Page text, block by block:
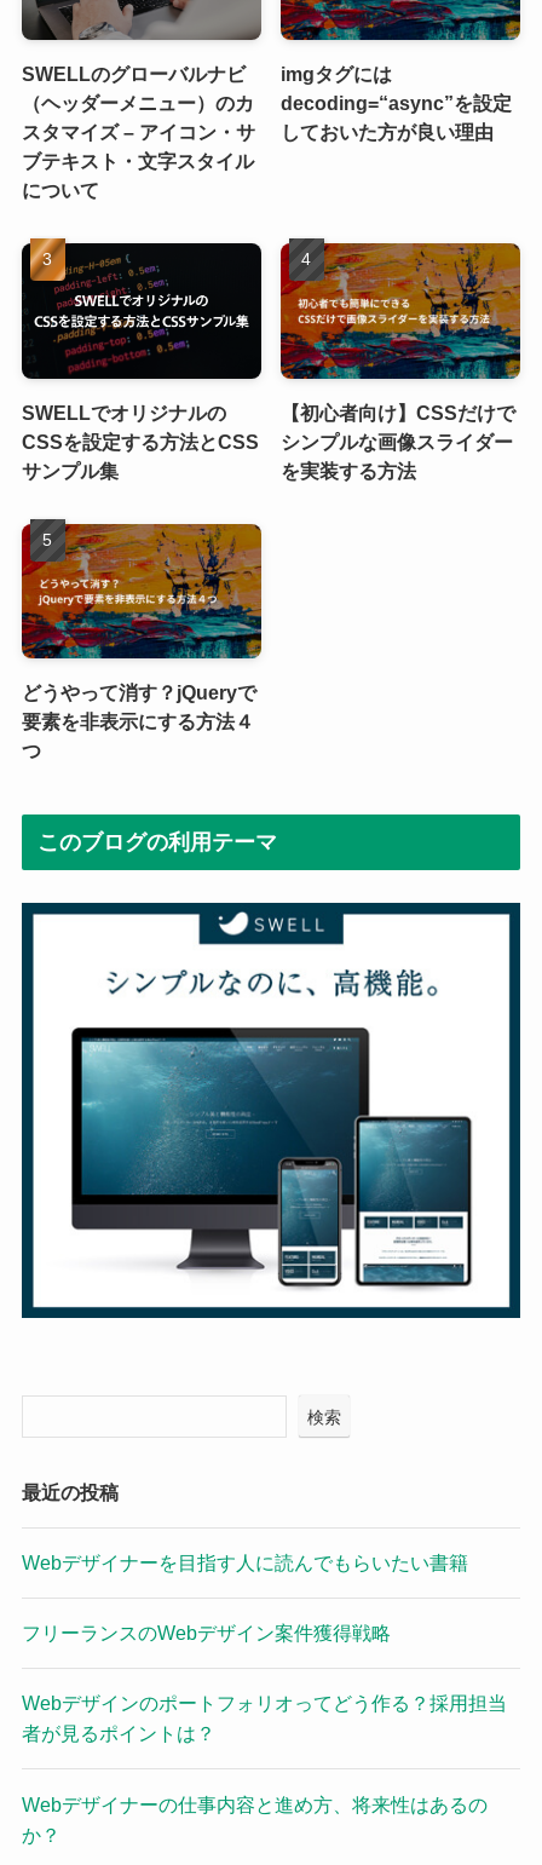
SWELLのグローバルナビ
（ヘッダーメニュー）のカ
スタマイズ – アイコン・サ
ブテキスト・文字スタイル
について
imgタグには
decoding=“async”を設定
しておいた方が良い理由
SWELLでオリジナルの
CSSを設定する方法とCSS
サンプル集
【初心者向け】CSSだけで
シンプルな画像スライダー
を実装する方法
どうやって消す？jQueryで
要素を非表示にする方法４
つ
このブログの利用テーマ
検索
最近の投稿
Webデザイナーを目指す人に読んでもらいたい書籍
フリーランスのWebデザイン案件獲得戦略
Webデザインのポートフォリオってどう作る？採用担当
者が見るポイントは？
Webデザイナーの仕事内容と進め方、将来性はあるの
か？